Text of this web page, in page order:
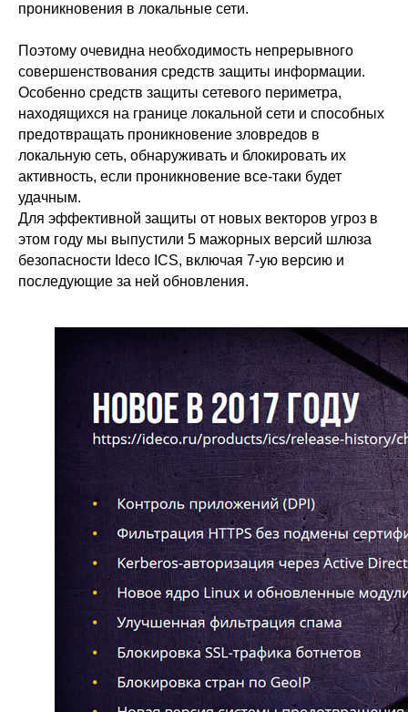
проникновения в локальные сети.
Поэтому очевидна необходимость непрерывного
совершенствования средств защиты информации.
Особенно средств защиты сетевого периметра,
находящихся на границе локальной сети и способных
предотвращать проникновение зловредов в
локальную сеть, обнаруживать и блокировать их
активность, если проникновение все-таки будет
удачным.
Для эффективной защиты от новых векторов угроз в
этом году мы выпустили 5 мажорных версий шлюза
безопасности Ideco ICS, включая 7-ую версию и
последующие за ней обновления.